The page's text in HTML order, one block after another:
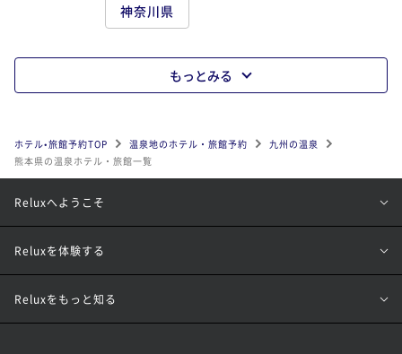
神奈川県
もっとみる
ホテル•旅館予約TOP 温泉地のホテル・旅館予約
九州の温泉
熊本県の温泉ホテル・旅館一覧
Reluxへようこそ
Reluxを体験する
Reluxをもっと知る